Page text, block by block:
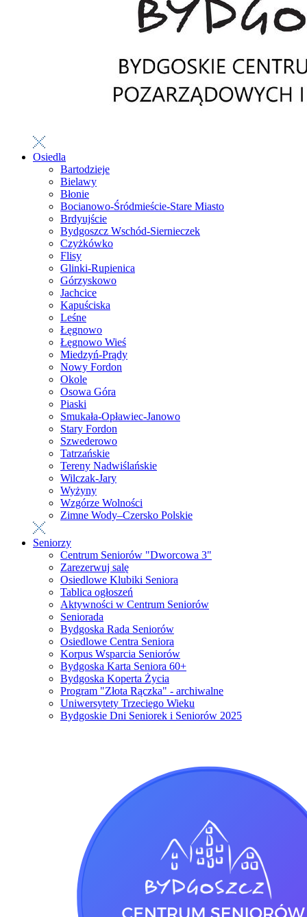
Osiedla
Bartodzieje
Bielawy
Błonie
Bocianowo-Śródmieście-Stare Miasto
Brdyujście
Bydgoszcz Wschód-Siernieczek
Czyżkówko
Flisy
Glinki-Rupienica
Górzyskowo
Jachcice
Kapuściska
Leśne
Łęgnowo
Łęgnowo Wieś
Miedzyń-Prądy
Nowy Fordon
Okole
Osowa Góra
Piaski
Smukała-Opławiec-Janowo
Stary Fordon
Szwederowo
Tatrzańskie
Tereny Nadwiślańskie
Wilczak-Jary
Wyżyny
Wzgórze Wolności
Zimne Wody–Czersko Polskie
Seniorzy
Centrum Seniorów "Dworcowa 3"
Zarezerwuj salę
Osiedlowe Klubiki Seniora
Tablica ogłoszeń
Aktywności w Centrum Seniorów
Seniorada
Bydgoska Rada Seniorów
Osiedlowe Centra Seniora
Korpus Wsparcia Seniorów
Bydgoska Karta Seniora 60+
Bydgoska Koperta Życia
Program "Złota Rączka" - archiwalne
Uniwersytety Trzeciego Wieku
Bydgoskie Dni Seniorek i Seniorów 2025